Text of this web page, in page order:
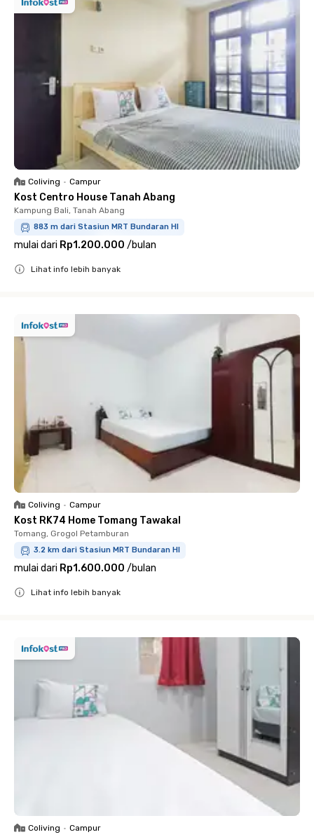
Coliving • Campur
Kost Centro House Tanah Abang
Kampung Bali, Tanah Abang
883 m dari Stasiun MRT Bundaran HI
mulai dari Rp1.200.000 /bulan
Lihat info lebih banyak
Coliving • Campur
Kost RK74 Home Tomang Tawakal
Tomang, Grogol Petamburan
3.2 km dari Stasiun MRT Bundaran HI
mulai dari Rp1.600.000 /bulan
Lihat info lebih banyak
Coliving • Campur